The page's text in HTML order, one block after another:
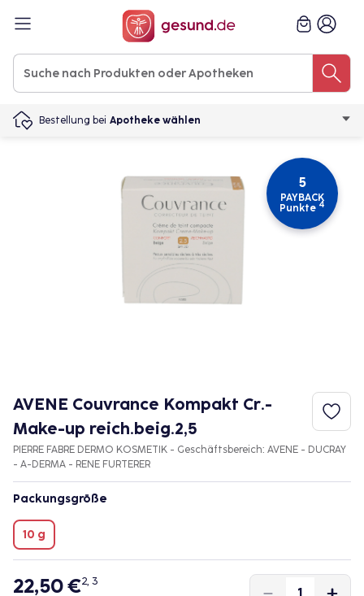
Bestellung bei Apotheke wählen
5
PAYBACK
Punkte 4
AVENE Couvrance Kompakt Cr.-
Make-up reich.beig.2,5
PIERRE FABRE DERMO KOSMETIK - Geschäftsbereich: AVENE - DUCRAY
- A-DERMA - RENE FURTERER
Packungsgröße
10 g
22,50 €2, 3